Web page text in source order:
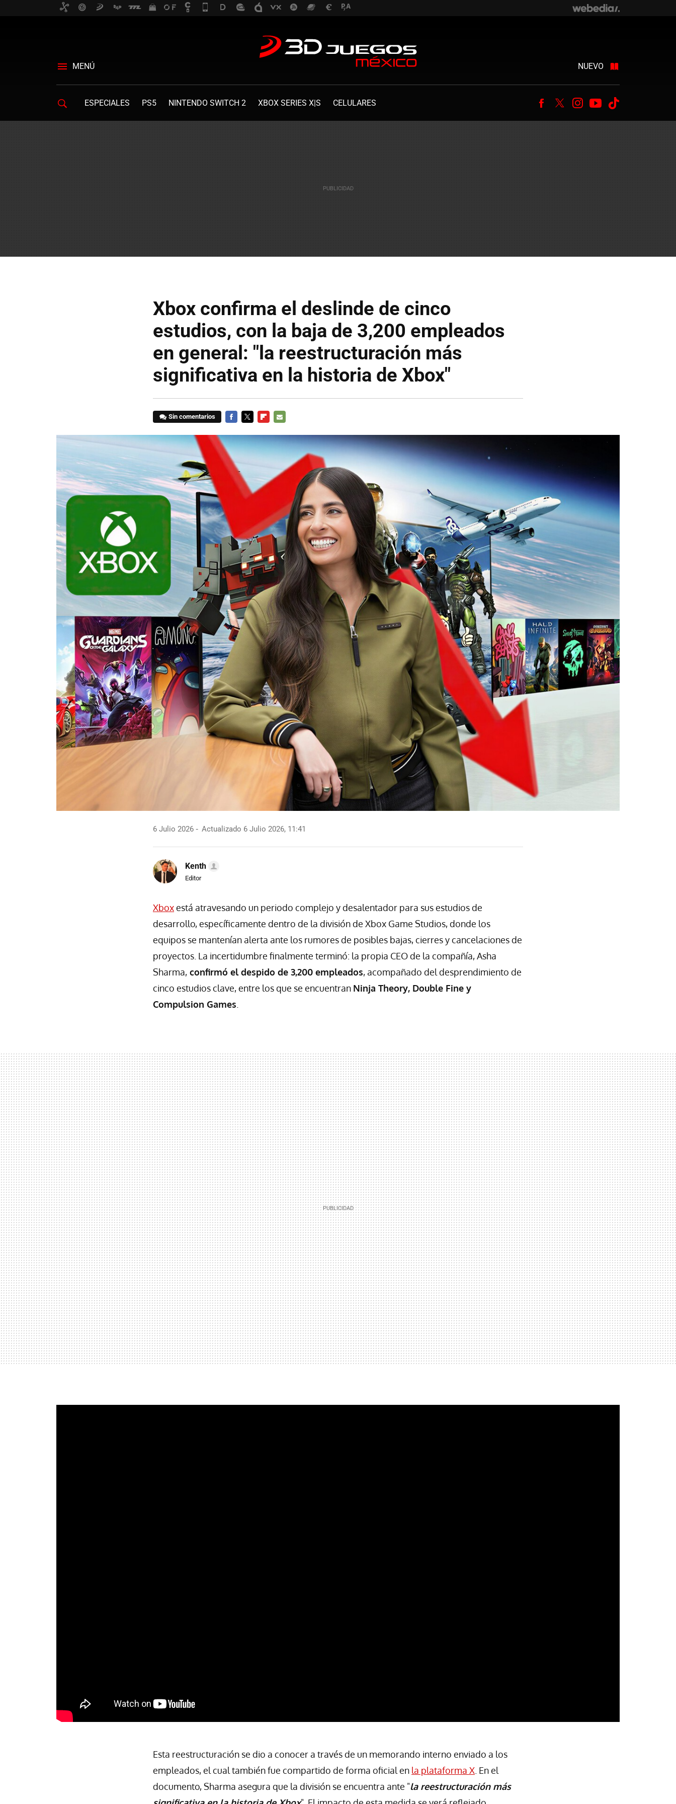
MENÚ NUEVO
ESPECIALES PS5 NINTENDO SWITCH 2 XBOX SERIES X|S CELULARES Facebook
TwitterInstagram
Youtube
Xbox confirma el deslinde de cinco
estudios, con la baja de 3,200 empleados
en general: "la reestructuración más
significativa en la historia de Xbox"
Sin comentarios
MAIL
6 Julio 2026 Actualizado 6 Julio 2026, 11:41
Kenth
Editor
Xboxestá atravesando un periodo complejo y desalentador para sus estudios de
desarrollo, específicamente dentro de la división de Xbox Game Studios, donde los
equipos se mantenían alerta ante los rumores de posibles bajas, cierres y cancelaciones de
proyectos. La incertidumbre finalmente terminó: la propia CEO de la compañía, Asha
Sharma, confirmó el despido de 3,200 empleados, acompañado del desprendimiento de
cinco estudios clave, entre los que se encuentran Ninja Theory, Double Fine y
Compulsion Games
Esta reestructuración se dio a conocer a través de un memorando interno enviado a los
empleados, el cual también fue compartido de forma oficial en la plataforma X . En el
documento, Sharma asegura que la división se encuentra ante "lareestructuración más